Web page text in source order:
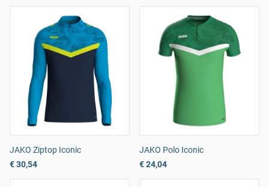
JAKO Ziptop Iconic
€ 30,54
JAKO Polo Iconic
€ 24,04